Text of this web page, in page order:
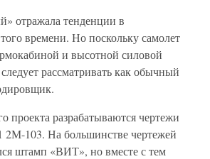
отражала тенденции в
времени. Но поскольку самолет
и высотной силовой
рассматривать как обычный
проекта разрабатываются чертежи
103. На большинстве чертежей
штамп «ВИТ», но вместе с тем